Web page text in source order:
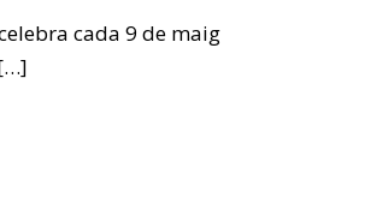
cada 9 de maig